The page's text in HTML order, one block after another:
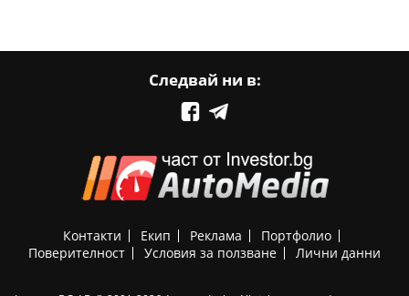
Следвай ни в:
Контакти Екип Реклама
Портфолио
Поверителност
Условия за ползване Лични данни